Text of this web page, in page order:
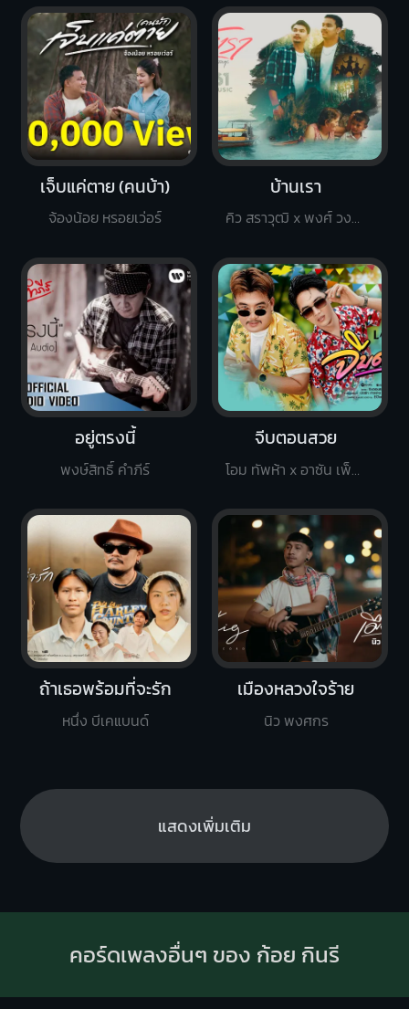
เจ็บแค่ตาย (คนบ้า)
จ้องน้อย หรอยเว่อร์
บ้านเรา
คิว สราวุฒิ x พงศ์ วงพัทลุง
อยู่ตรงนี้
พงษ์สิทธิ์ คำภีร์
จีบตอนสวย
โอม ทัพห้า x อาซัน เพ็ชรพรี
ถ้าเธอพร้อมที่จะรัก
หนึ่ง บีเคแบนด์
เมืองหลวงใจร้าย
นิว พงศกร
แสดงเพิ่มเติม
คอร์ดเพลงอื่นๆ ของ ก้อย กินรี